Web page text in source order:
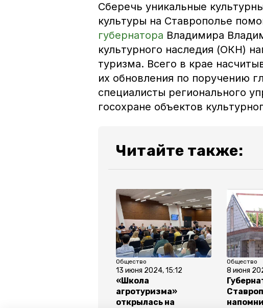
Сберечь уникальные
культуры на Ставрополье
губернатора Владимира
культурного наследия (ОКН)
туризма. Всего в крае
их обновления по поручению
специалисты регионального
госохране объектов
Читайте также:
Общество
13 июня 2024, 15:12
«Школа
агротуризма»
открылась на
Общество
8 июня